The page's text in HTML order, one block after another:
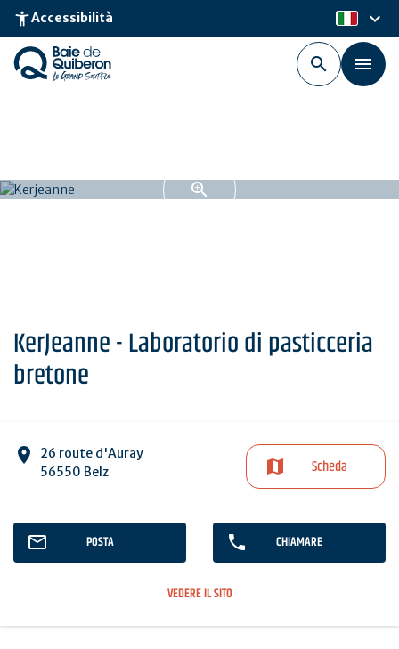
Skip
main
content
accessibility_newAccessibilità it
keyboard_arrow_down
KerJeanne - Laboratorio di pasticceria
bretone
26 route d'Auray
56550 Belz
Scheda
POSTA CHIAMARE
VEDERE IL SITO